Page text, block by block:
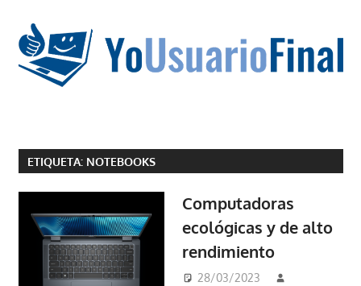
contenido
no
estar
ETIQUETA: NOTEBOOKS
Computadoras
ecológicas y de alto
rendimiento
28/03/2023